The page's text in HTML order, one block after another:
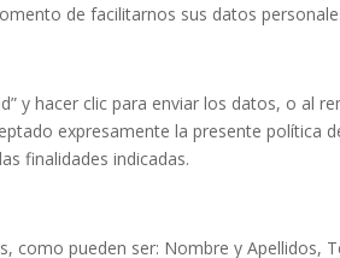
de facilitarnos sus datos
y hacer clic para enviar los datos, o al
expresamente la presente política
finalidades indicadas.
pueden ser: Nombre y Apellidos,